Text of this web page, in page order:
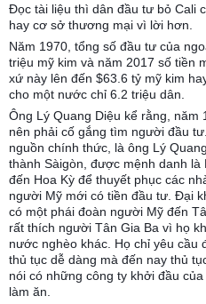
Đọc tài liệu thì dân đầu tư bỏ Cali
hay cơ sở thương mại vì lời hơn.
Năm 1970, tổng số đầu tư của
triệu mỹ kim và năm 2017 số tiền
xứ này lên đến $63.6 tỷ mỹ kim
cho một nước chỉ 6.2 triệu dân.
Ông Lý Quang Diệu kể rằng,
nên phải cố gắng tìm người đầu
nguồn chính thức, là ông Lý
thành Sàigòn, được mệnh danh
đến Hoa Kỳ để thuyết phục các
người Mỹ mới có tiền đầu tư. Đại
có một phái đoàn người Mỹ đến
rất thích người Tân Gia Ba vì họ
nước nghèo khác. Họ chỉ yêu
thủ tục dễ dàng mà đến nay thủ
nói có những công ty khởi đầu
làm ăn.